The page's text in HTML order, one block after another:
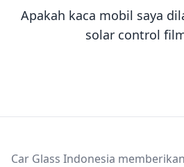
Apakah kaca mobil saya
solar control
Car Glass Indonesia